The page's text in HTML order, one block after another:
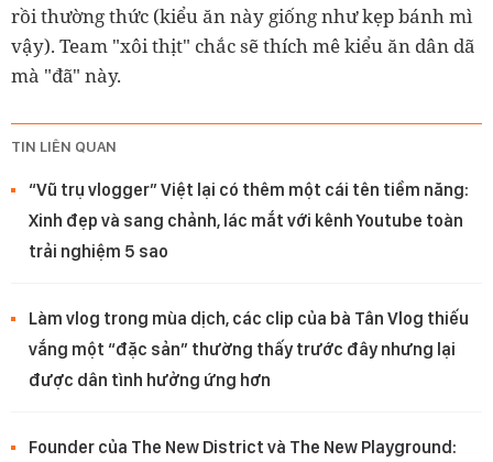
rồi thường thức (kiểu ăn này giống như kẹp bánh mì
vậy). Team "xôi thịt" chắc sẽ thích mê kiểu ăn dân dã
mà "đã" này.
TIN LIÊN QUAN
“Vũ trụ vlogger” Việt lại có thêm một cái tên tiềm năng:
Xinh đẹp và sang chảnh, lác mắt với kênh Youtube toàn
trải nghiệm 5 sao
Làm vlog trong mùa dịch, các clip của bà Tân Vlog thiếu
vắng một “đặc sản” thường thấy trước đây nhưng lại
được dân tình hưởng ứng hơn
Founder của The New District và The New Playground: